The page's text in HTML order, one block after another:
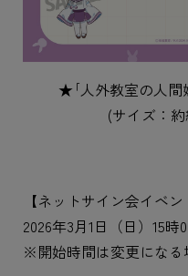
★｢人外教室の人
(サイズ：
【ネットサイン会イベン
2026年3月1日（日）15時
※開始時間は変更になる